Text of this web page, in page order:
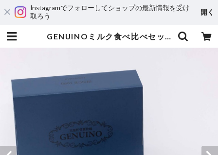
Instagramでフォローしてショップの最新情報を受け
取ろう
開く
GENUINOミルク食べ比べセット6個セット（プレミアムミルクジェラート、ファームミルク各3個） | ジェヌイーノ